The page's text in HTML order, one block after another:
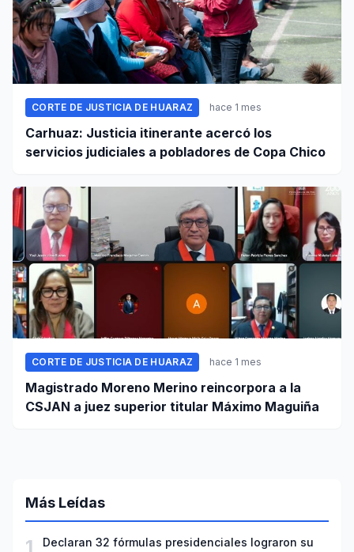
CORTE DE JUSTICIA DE HUARAZ hace 1 mes
Carhuaz: Justicia itinerante acercó los
servicios judiciales a pobladores de Copa Chico
CORTE DE JUSTICIA DE HUARAZ hace 1 mes
Magistrado Moreno Merino reincorpora a la
CSJAN a juez superior titular Máximo Maguiña
Más Leídas
1
Declaran 32 fórmulas presidenciales lograron su